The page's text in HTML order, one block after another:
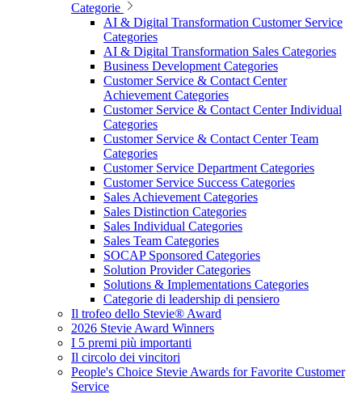
Categorie
AI & Digital Transformation Customer Service
Categories
AI & Digital Transformation Sales Categories
Business Development Categories
Customer Service & Contact Center
Achievement Categories
Customer Service & Contact Center Individual
Categories
Customer Service & Contact Center Team
Categories
Customer Service Department Categories
Customer Service Success Categories
Sales Achievement Categories
Sales Distinction Categories
Sales Individual Categories
Sales Team Categories
SOCAP Sponsored Categories
Solution Provider Categories
Solutions & Implementations Categories
Categorie di leadership di pensiero
Il trofeo dello Stevie® Award
2026 Stevie Award Winners
I 5 premi più importanti
Il circolo dei vincitori
People's Choice Stevie Awards for Favorite Customer
Service